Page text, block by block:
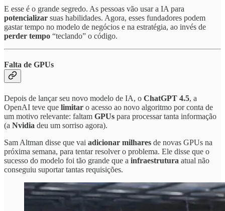
E esse é o grande segredo. As pessoas vão usar a IA para
potencializar suas habilidades. Agora, esses fundadores podem
gastar tempo no modelo de negócios e na estratégia, ao invés de
perder tempo “teclando” o código.
Falta de GPUs
Depois de lançar seu novo modelo de IA, o ChatGPT 4.5, a
OpenAI teve que limitar o acesso ao novo algoritmo por conta de
um motivo relevante: faltam GPUs para processar tanta informação
(a Nvidia deu um sorriso agora).
Sam Altman disse que vai adicionar milhares de novas GPUs na
próxima semana, para tentar resolver o problema. Ele disse que o
sucesso do modelo foi tão grande que a infraestrutura atual não
conseguiu suportar tantas requisições.